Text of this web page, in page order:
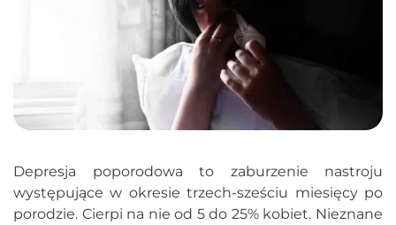
Depresja poporodowa to zaburzenie nastroju
występujące w okresie trzech-sześciu miesięcy po
porodzie. Cierpi na nie od 5 do 25% kobiet. Nieznane